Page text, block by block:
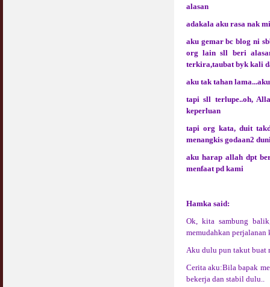
alasan
adakala aku rasa nak
aku gemar bc blog ni
org lain sll beri
terkira,taubat byk kali
aku tak tahan
tapi sll terlupe..oh,
keperluan
tapi org kata, duit
menangkis godaan2
aku harap allah dpt
menfaat pd kami
Hamka said:
Ok, kita sambung
memudahkan
Aku dulu pun takut buat
Cerita aku:Bila bapak
bekerja dan stabil dulu..